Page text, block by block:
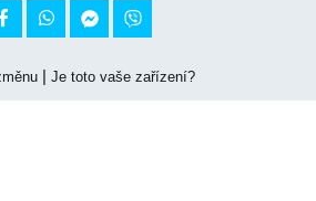

| Je toto vaše zařízení?